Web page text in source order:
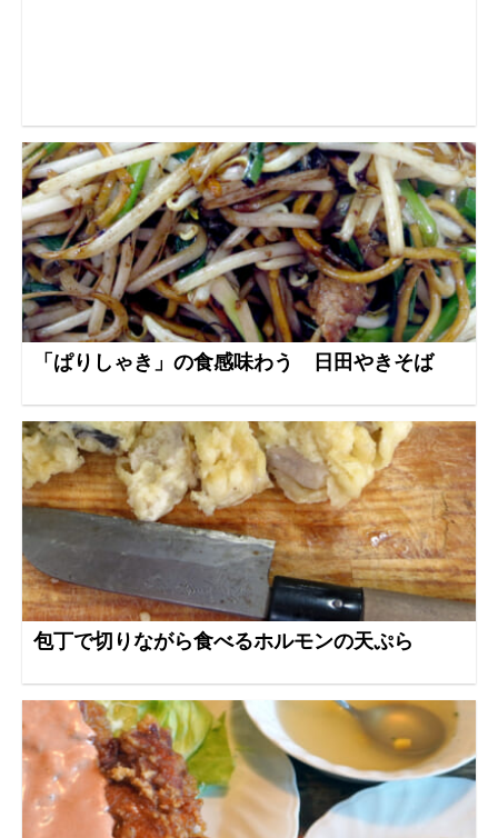
「ぱりしゃき」の食感味わう 日田やきそば
包丁で切りながら食べるホルモンの天ぷら